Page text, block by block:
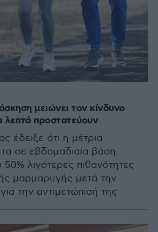
μειώνει τον κίνδυνο
προστατεύουν
έδειξε ότι η μέτρια
σε εβδομαδιαία βάση
λιγότερες πιθανότητες
μαρμαρυγής μετά την
την αντιμετώπισή της